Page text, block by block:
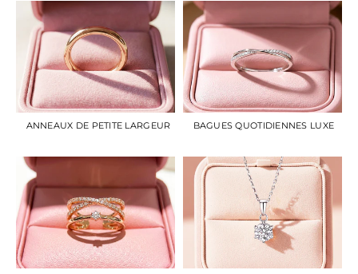
ANNEAUX DE PETITE LARGEUR BAGUES QUOTIDIENNES LUXE